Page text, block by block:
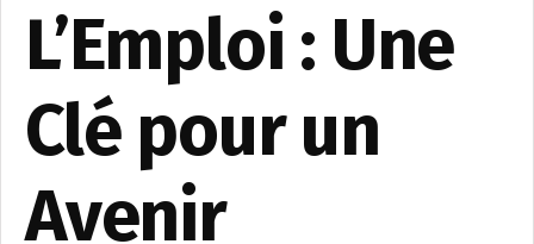
L’Emploi : Une
Clé pour un
Avenir